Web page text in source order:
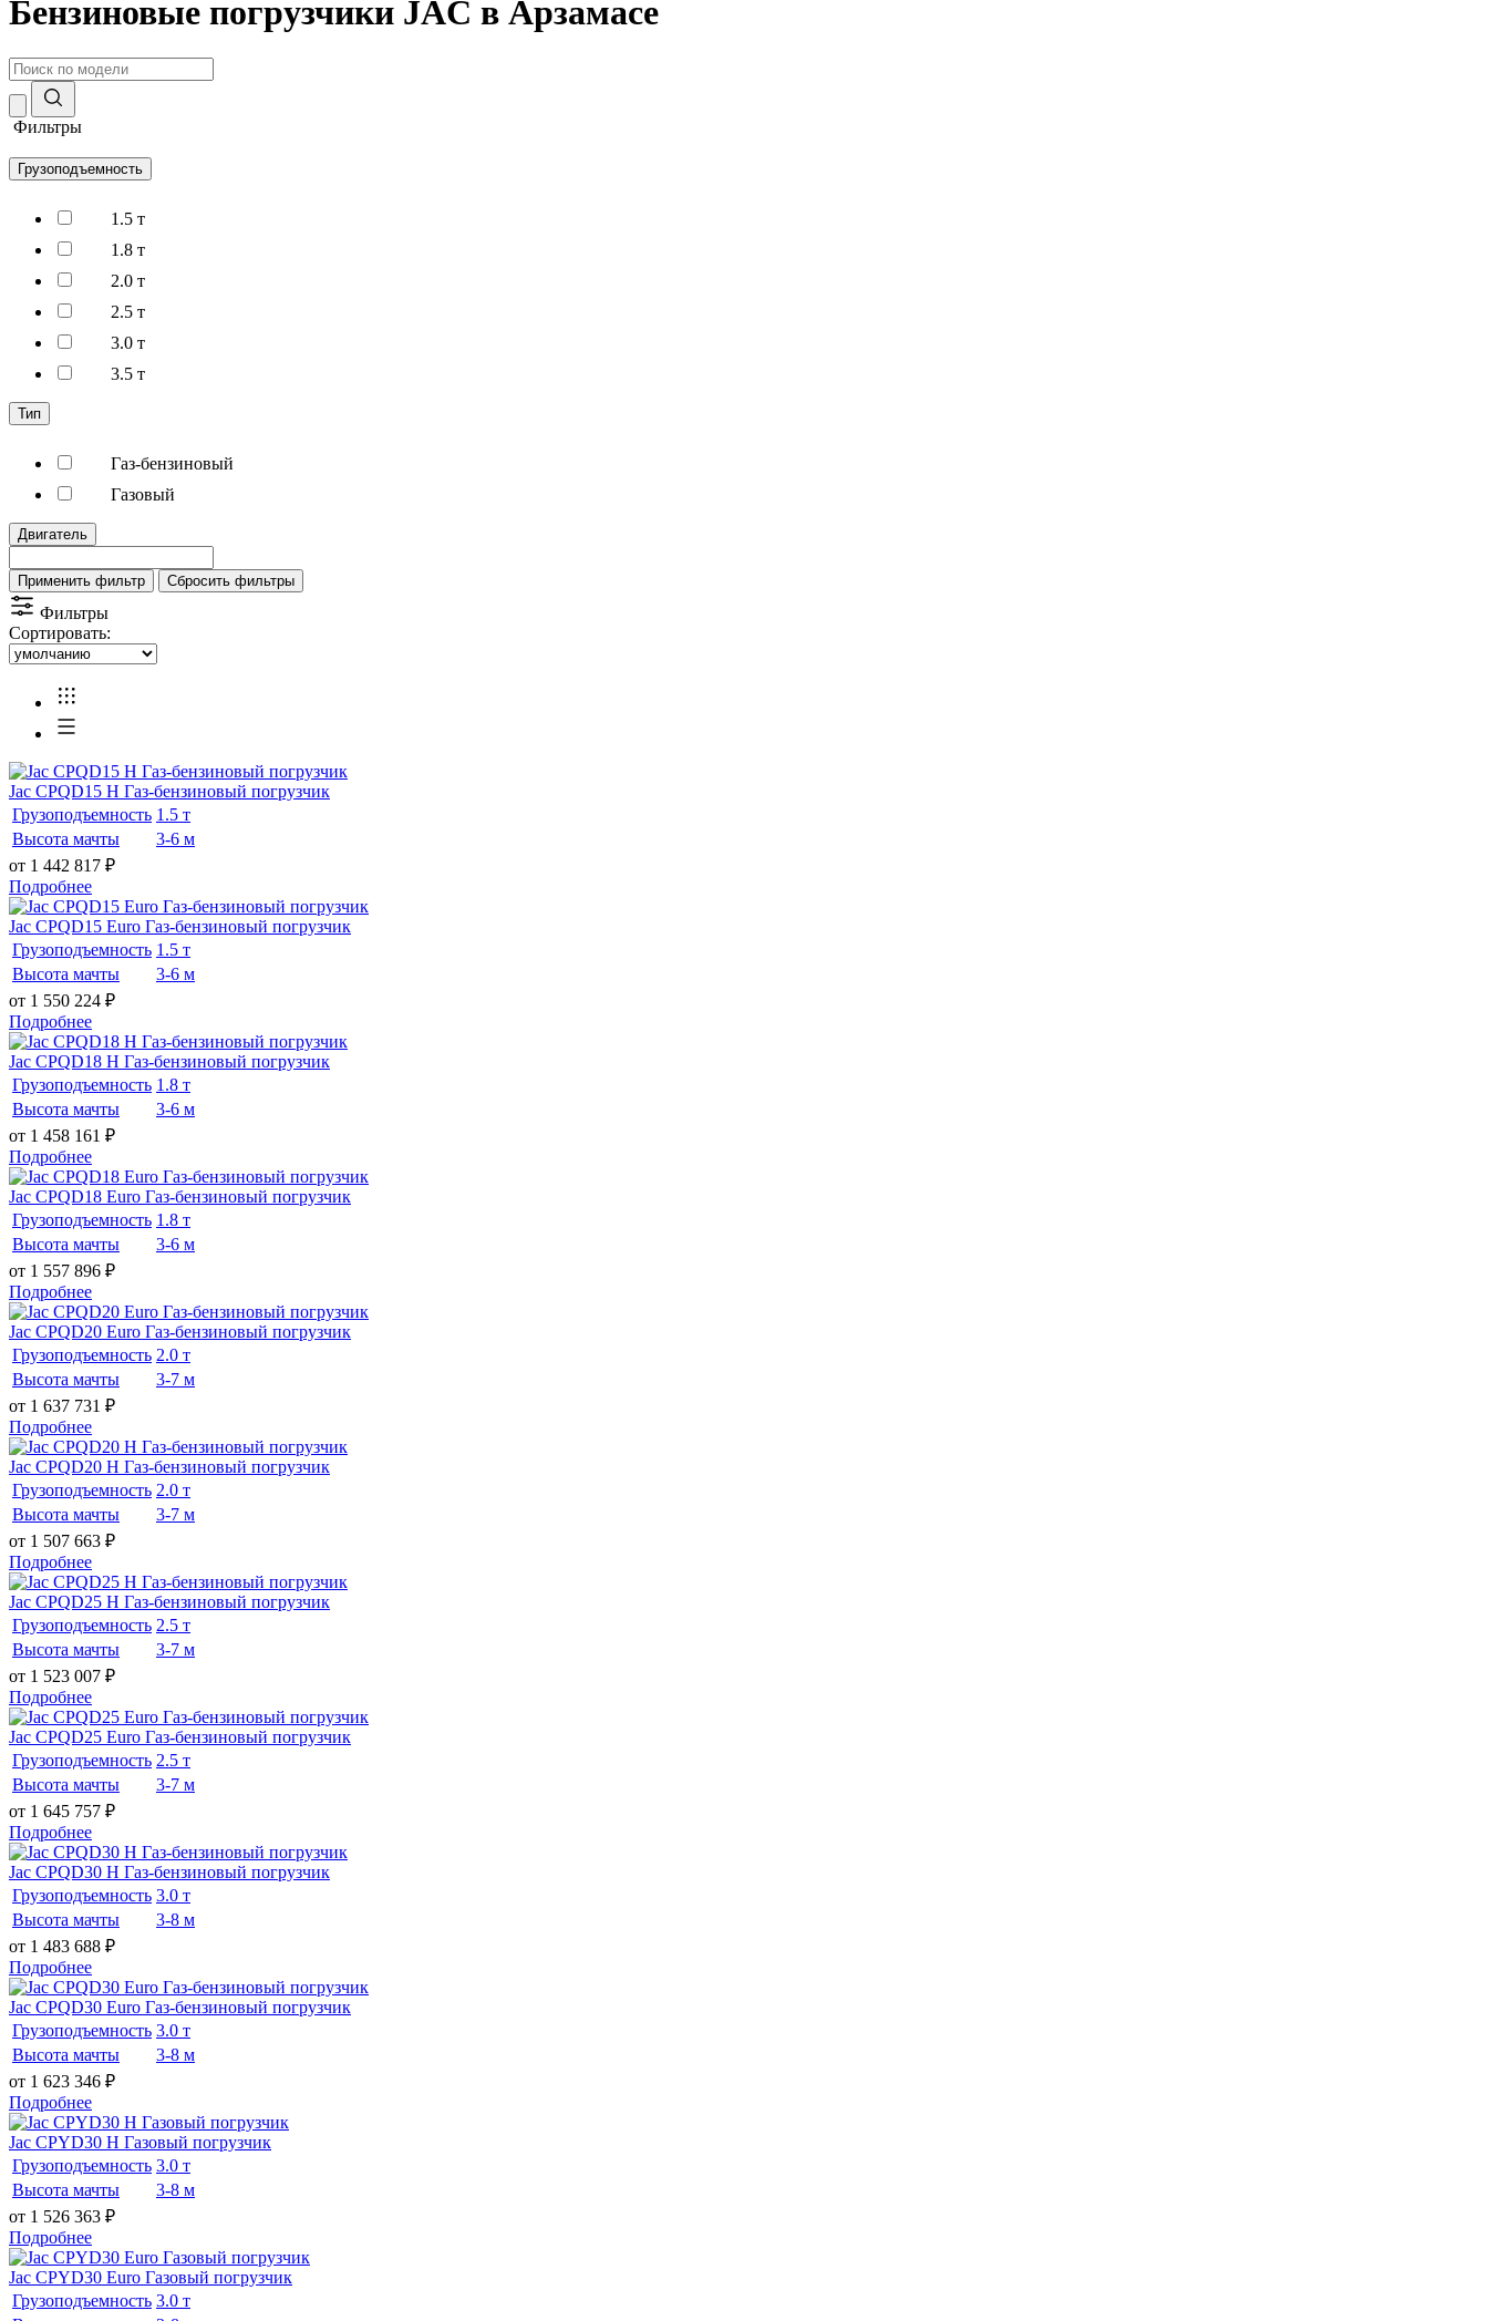
Бензиновые погрузчики JAC в Арзамасе
Фильтры
Грузоподъемность
1.5 т
1.8 т
2.0 т
2.5 т
3.0 т
3.5 т
Тип
Газ-бензиновый
Газовый
Двигатель
Применить фильтр Сбросить фильтры
Фильтры
Сортировать:
Jac CPQD15 H Газ-бензиновый погрузчик
Грузоподъемность 1.5 т
Высота мачты
3-6 м
от 1 442 817 ₽
Подробнее
Jac CPQD15 Euro Газ-бензиновый погрузчик
Грузоподъемность 1.5 т
Высота мачты
3-6 м
от 1 550 224 ₽
Подробнее
Jac CPQD18 H Газ-бензиновый погрузчик
Грузоподъемность 1.8 т
Высота мачты
3-6 м
от 1 458 161 ₽
Подробнее
Jac CPQD18 Euro Газ-бензиновый погрузчик
Грузоподъемность 1.8 т
Высота мачты
3-6 м
от 1 557 896 ₽
Подробнее
Jac CPQD20 Euro Газ-бензиновый погрузчик
Грузоподъемность 2.0 т
Высота мачты
3-7 м
от 1 637 731 ₽
Подробнее
Jac CPQD20 H Газ-бензиновый погрузчик
Грузоподъемность 2.0 т
Высота мачты
3-7 м
от 1 507 663 ₽
Подробнее
Jac CPQD25 H Газ-бензиновый погрузчик
Грузоподъемность 2.5 т
Высота мачты
3-7 м
от 1 523 007 ₽
Подробнее
Jac CPQD25 Euro Газ-бензиновый погрузчик
Грузоподъемность 2.5 т
Высота мачты
3-7 м
от 1 645 757 ₽
Подробнее
Jac CPQD30 H Газ-бензиновый погрузчик
Грузоподъемность 3.0 т
Высота мачты
3-8 м
от 1 483 688 ₽
Подробнее
Jac CPQD30 Euro Газ-бензиновый погрузчик
Грузоподъемность 3.0 т
Высота мачты
3-8 м
от 1 623 346 ₽
Подробнее
Jac CPYD30 H Газовый погрузчик
Грузоподъемность 3.0 т
Высота мачты
3-8 м
от 1 526 363 ₽
Подробнее
Jac CPYD30 Euro Газовый погрузчик
Грузоподъемность 3.0 т